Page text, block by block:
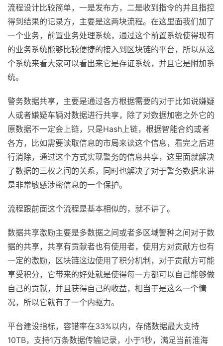
流程设计比较简单，一是发布方，二是收到指令的并且指控
得到结果的记录方，主要是这两块流程。在这里面我们加了
一个业务，前置业务处理系统，通过这个前置系统使得现有
的业务系统能够比较便捷的接入到区块链的平台，所以从这
个系统来看大家可以看出来它是存证系统，并且它是附加系
统。
警务数据共享，主要是通过各方根据需要的对于比如说嫌疑
人或者嫌疑车辆对数据进行共享，除了对数据加密之外它的
原数据不一定会上链，只是Hash上链，根据智能合约或者
各方，比如需要读取信息的市局来读这个信息，看完之后进
行消除，通过这个方式实现警务的信息共享，这里面就解决
了数据的三权之间的关系，同时也解决了对于警务数据来讲
是非常敏感涉密信息的一个保护。
流程跟前面这个流程是基本相似的，就不讲了。
数据共享激励主要是多数据之间或者多区域警种之间对于数
据的共享，共享有贡献者也有使用者，使用方对贡献方也有
一定的激励，区块链这边使用了积分机制，对于贡献方可能
享受积分，它带来的好处就是使得每一方都可以自己能够做
自己的贡献，并且获得自己的收益，相当于是这么一个情
况，所以它就有了一个内驱力。
平台建设指标，容错率在33%以内，存储数据最大支持
10TB，支持1万条数据传输记录，小于1秒，满足当前淮海